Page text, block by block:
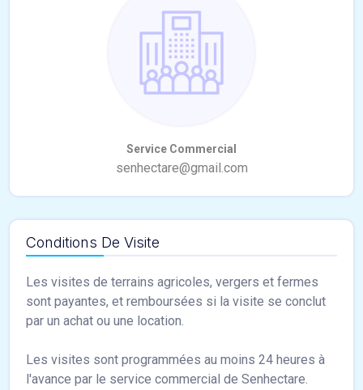
Conditions De Visite
Les visites de terrains agricoles, vergers et fermes
sont payantes, et remboursées si la visite se conclut
par un achat ou une location.
Les visites sont programmées au moins 24 heures à
l'avance par le service commercial de Senhectare.